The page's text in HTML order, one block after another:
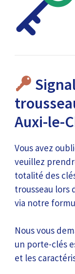
Auxi-le-
Vous avez
veuillez
totalité des
trousseau lors
via notre
Nous vous
un porte-clés
et les